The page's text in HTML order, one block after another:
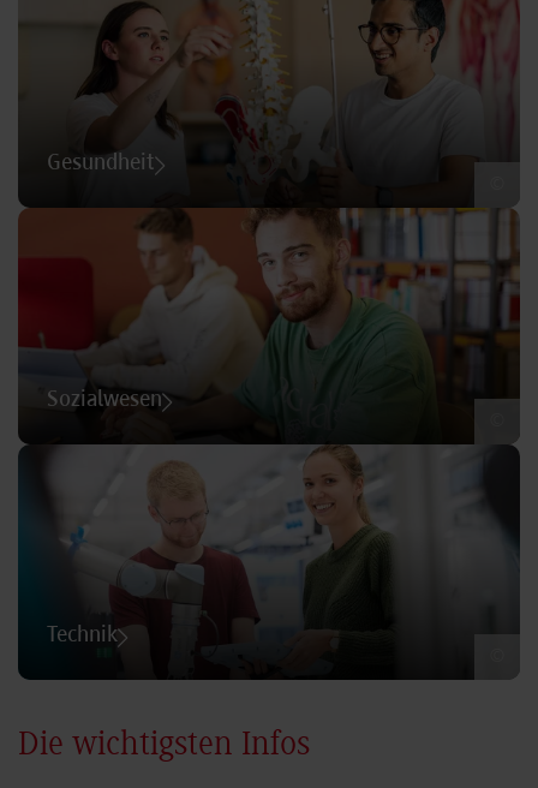
Gesundheit
Sozialwesen
Technik
Die wichtigsten Infos